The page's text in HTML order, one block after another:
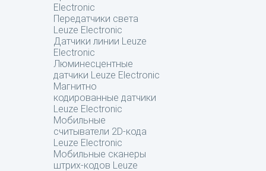
Electronic
Передатчики света
Leuze Electronic
Датчики линии Leuze
Electronic
Люминесцентные
датчики Leuze Electronic
Магнитно
кодированные датчики
Leuze Electronic
Мобильные
считыватели 2D-кода
Leuze Electronic
Мобильные сканеры
штрих-кодов Leuze